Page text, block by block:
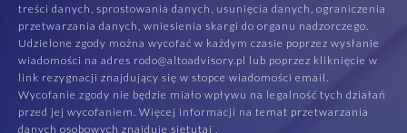
treści danych, sprostowania danych, usunięcia danych, ograniczenia
przetwarzania danych, wniesienia skargi do organu nadzorczego.
Udzielone zgody można wycofać w każdym czasie poprzez wysłanie
wiadomości na adres rodo@altoadvisory.pl lub poprzez kliknięcie w
link rezygnacji znajdujący się w stopce wiadomości email.
Wycofanie zgody nie będzie miało wpływu na legalność tych działań
przed jej wycofaniem. Więcej informacji na temat przetwarzania
danych osobowych znajduje siętutaj .